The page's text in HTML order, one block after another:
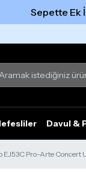
Sepette Ek
Davul &
EJ53C Pro-Arte Concert
Tümünü gör